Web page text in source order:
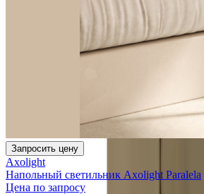
Запросить цену
Axolight
Напольный светильник Axolight Paralela
Цена по запросу